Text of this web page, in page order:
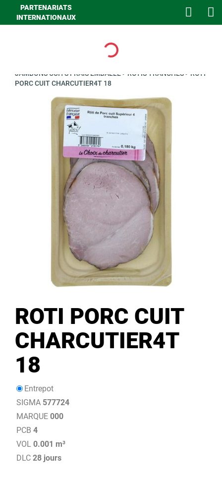
PARTENARIATS
INTERNATIONAUX
Loading...
JAMBONS CUITS FRAIS EMBALLE> ROTIS TRANCHES> ROTI
PORC CUIT CHARCUTIER4T 18
ROTI PORC CUIT
CHARCUTIER4T
18
Entrepot
SIGMA 577724
MARQUE 000
PCB 4
VOL 0.001 m³
DLC 28 jours